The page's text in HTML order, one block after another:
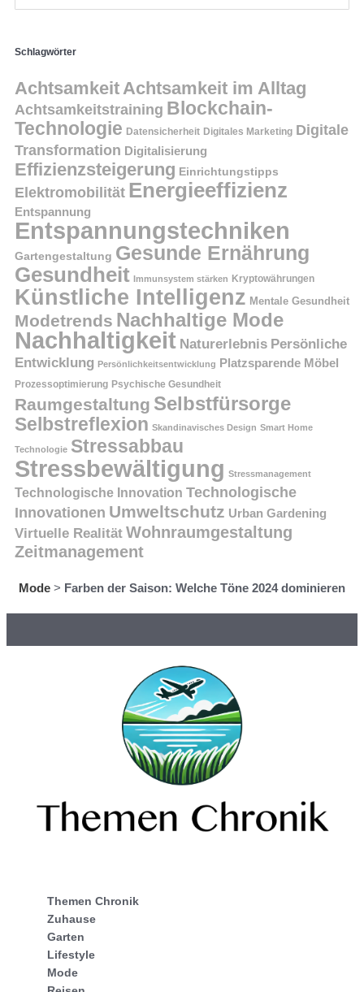
Schlagwörter
Achtsamkeit Achtsamkeit im Alltag
Achtsamkeitstraining Blockchain-
Technologie Datensicherheit Digitales Marketing Digitale
Transformation Digitalisierung
Effizienzsteigerung Einrichtungstipps
Elektromobilität Energieeffizienz
Entspannung
Entspannungstechniken
Gartengestaltung Gesunde Ernährung
Gesundheit Immunsystem stärken Kryptowährungen
Künstliche Intelligenz Mentale Gesundheit
Modetrends Nachhaltige Mode
Nachhaltigkeit Naturerlebnis Persönliche
Entwicklung Persönlichkeitsentwicklung Platzsparende Möbel
Prozessoptimierung Psychische Gesundheit
Raumgestaltung Selbstfürsorge
Selbstreflexion Skandinavisches Design Smart Home
Technologie Stressabbau
Stressbewältigung Stressmanagement
Technologische Innovation Technologische
Innovationen Umweltschutz Urban Gardening
Virtuelle Realität Wohnraumgestaltung
Zeitmanagement
Mode > Farben der Saison: Welche Töne 2024 dominieren
Themen Chronik
Zuhause
Garten
Lifestyle
Mode